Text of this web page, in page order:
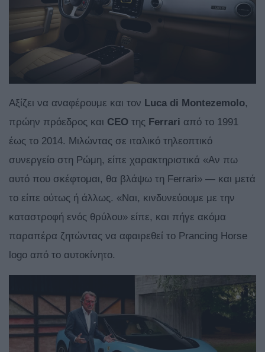
Αξίζει να αναφέρουμε και τον Luca di Montezemolo,
πρώην πρόεδρος και CEO της Ferrari από το 1991
έως το 2014. Μιλώντας σε ιταλικό τηλεοπτικό
συνεργείο στη Ρώμη, είπε χαρακτηριστικά «Αν πω
αυτό που σκέφτομαι, θα βλάψω τη Ferrari» — και μετά
το είπε ούτως ή άλλως. «Ναι, κινδυνεύουμε με την
καταστροφή ενός θρύλου» είπε, και πήγε ακόμα
παραπέρα ζητώντας να αφαιρεθεί το Prancing Horse
logo από το αυτοκίνητο.